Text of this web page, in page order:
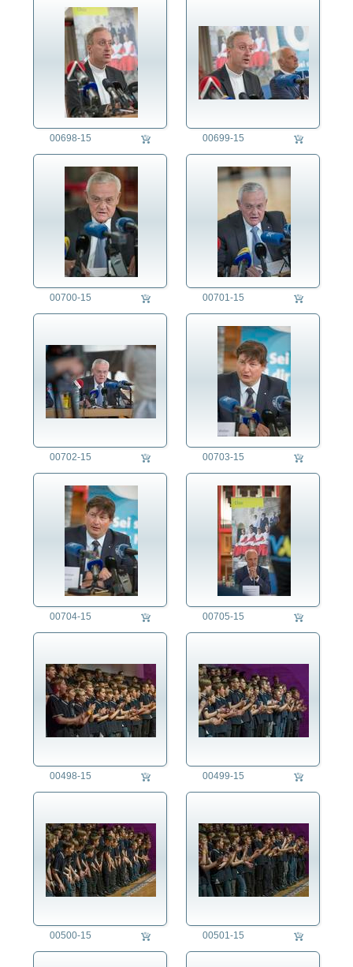
auftragsproduktion
fotorecherche
die fotografen
fotoagentur
für fotografen
agb
00698-15 00699-15
00700-15 00701-15
00702-15 00703-15
00704-15 00705-15
00498-15 00499-15
00500-15 00501-15